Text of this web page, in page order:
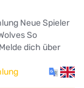
Neue Spieler
So
dich über